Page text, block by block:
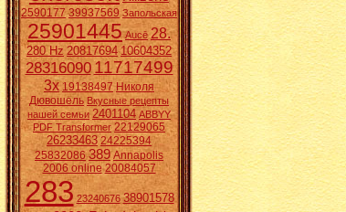
2590177 39937569 Запольская
25901445 Aucē 28.
280 Hz 20817694 10604352
2831609011717499
3x 19138497 Николя
Дювошель Вкусные рецепты
нашей семьи 2401104 ABBYY
PDF Transformer 22129065
26233463 24225394
25832086 389 Annapolis
2006 online 20084057
283 23240676 38901578